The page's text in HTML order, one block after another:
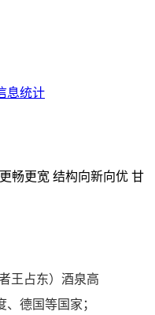
息统计
畅更宽 结构向新向优 甘
王占东）酒泉高
德国等国家；